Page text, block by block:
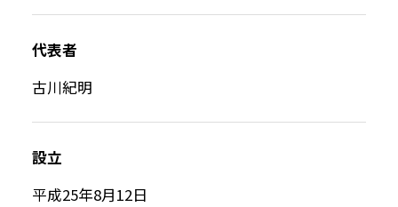
代表者
古川紀明
設立
平成25年8月12日